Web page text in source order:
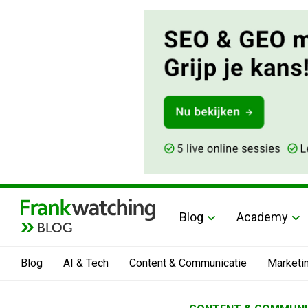
BLOG
Blog Academy
Blog AI & Tech Content & Communicatie